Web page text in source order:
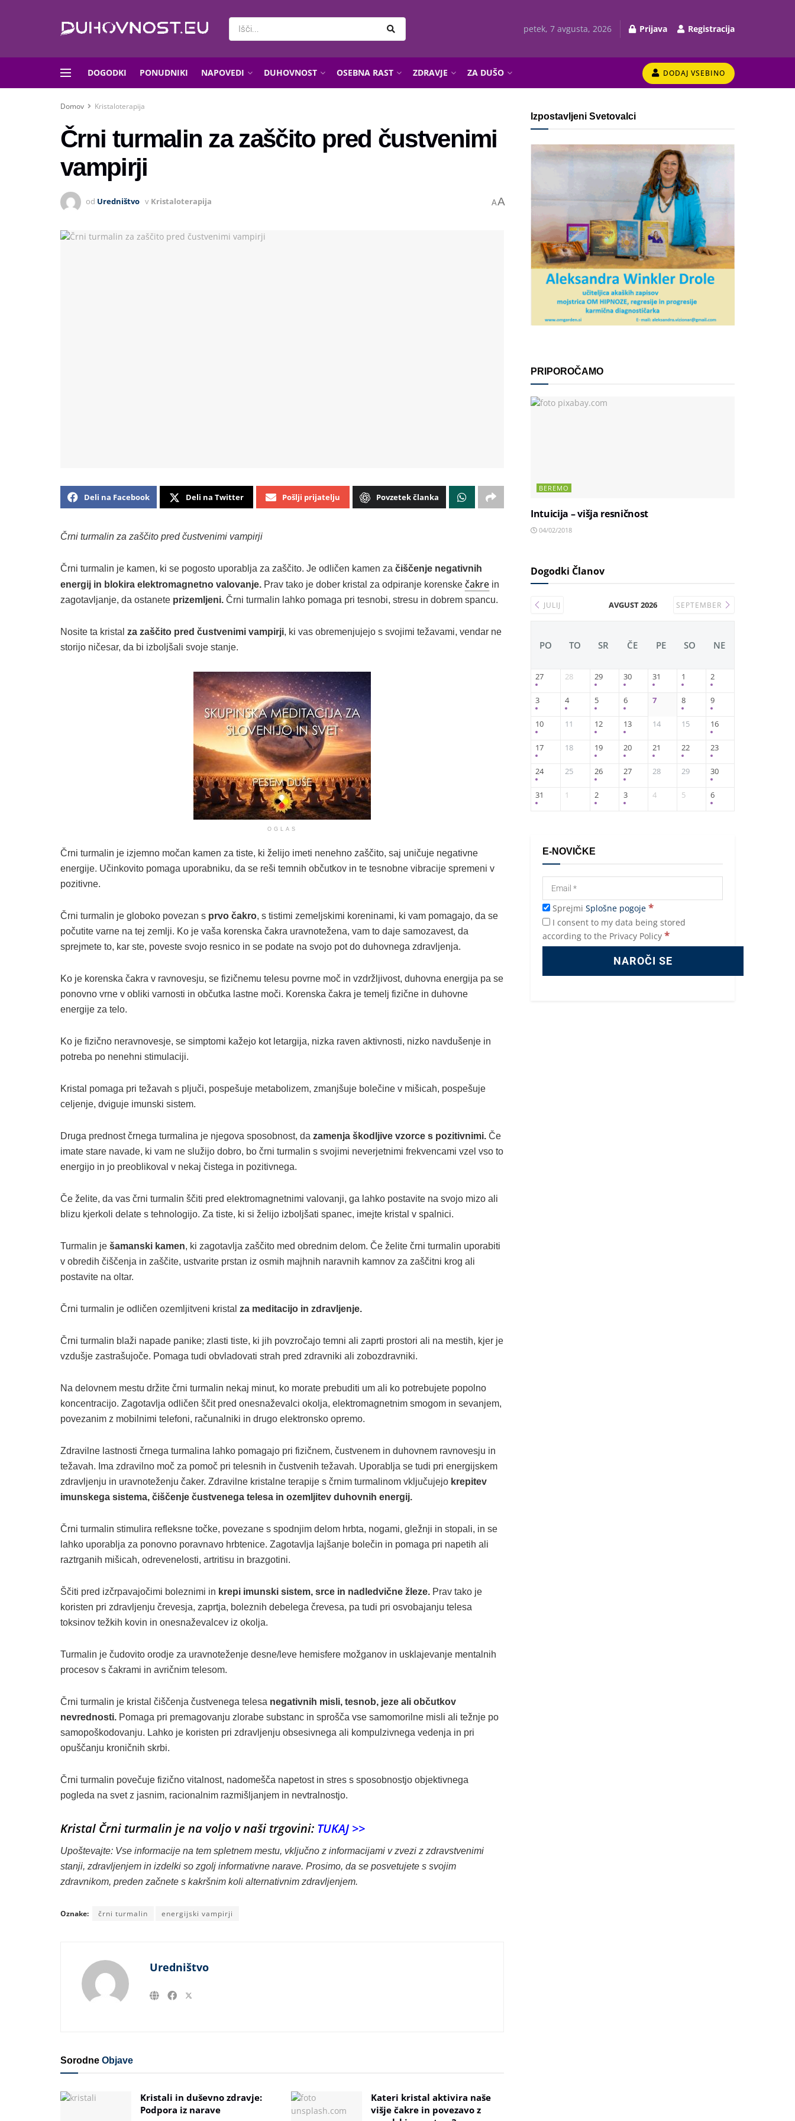
petek, 7 avgusta, 2026 Prijava Registracija
DOGODKI PONUDNIKI NAPOVEDI DUHOVNOST OSEBNA RAST ZDRAVJE ZA DUŠO DODAJ VSEBINO
Domov Kristaloterapija
Črni turmalin za zaščito pred čustvenimi
vampirji
od Uredništvo v Kristaloterapija AA
Deli na Facebook Deli na Twitter Pošlji prijatelju Povzetek članka
Črni turmalin za zaščito pred čustvenimi vampirji
Črni turmalin je kamen, ki se pogosto uporablja za zaščito. Je odličen kamen za čiščenje negativnih
energij in blokira elektromagnetno valovanje. Prav tako je dober kristal za odpiranje korenske čakre in
zagotavljanje, da ostanete prizemljeni. Črni turmalin lahko pomaga pri tesnobi, stresu in dobrem spancu.
Nosite ta kristal za zaščito pred čustvenimi vampirji, ki vas obremenjujejo s svojimi težavami, vendar ne
storijo ničesar, da bi izboljšali svoje stanje.
OGLAS
Črni turmalin je izjemno močan kamen za tiste, ki želijo imeti nenehno zaščito, saj uničuje negativne
energije. Učinkovito pomaga uporabniku, da se reši temnih občutkov in te tesnobne vibracije spremeni v
pozitivne.
Črni turmalin je globoko povezan s prvo čakro, s tistimi zemeljskimi koreninami, ki vam pomagajo, da se
počutite varne na tej zemlji. Ko je vaša korenska čakra uravnotežena, vam to daje samozavest, da
sprejmete to, kar ste, poveste svojo resnico in se podate na svojo pot do duhovnega zdravljenja.
Ko je korenska čakra v ravnovesju, se fizičnemu telesu povrne moč in vzdržljivost, duhovna energija pa se
ponovno vrne v obliki varnosti in občutka lastne moči. Korenska čakra je temelj fizične in duhovne
energije za telo.
Ko je fizično neravnovesje, se simptomi kažejo kot letargija, nizka raven aktivnosti, nizko navdušenje in
potreba po nenehni stimulaciji.
Kristal pomaga pri težavah s pljuči, pospešuje metabolizem, zmanjšuje bolečine v mišicah, pospešuje
celjenje, dviguje imunski sistem.
Druga prednost črnega turmalina je njegova sposobnost, da zamenja škodljive vzorce s pozitivnimi. Če
imate stare navade, ki vam ne služijo dobro, bo črni turmalin s svojimi neverjetnimi frekvencami vzel vso to
energijo in jo preoblikoval v nekaj čistega in pozitivnega.
Če želite, da vas črni turmalin ščiti pred elektromagnetnimi valovanji, ga lahko postavite na svojo mizo ali
blizu kjerkoli delate s tehnologijo. Za tiste, ki si želijo izboljšati spanec, imejte kristal v spalnici.
Turmalin je šamanski kamen, ki zagotavlja zaščito med obrednim delom. Če želite črni turmalin uporabiti
v obredih čiščenja in zaščite, ustvarite prstan iz osmih majhnih naravnih kamnov za zaščitni krog ali
postavite na oltar.
Črni turmalin je odličen ozemljitveni kristal za meditacijo in zdravljenje.
Črni turmalin blaži napade panike; zlasti tiste, ki jih povzročajo temni ali zaprti prostori ali na mestih, kjer je
vzdušje zastrašujoče. Pomaga tudi obvladovati strah pred zdravniki ali zobozdravniki.
Na delovnem mestu držite črni turmalin nekaj minut, ko morate prebuditi um ali ko potrebujete popolno
koncentracijo. Zagotavlja odličen ščit pred onesnaževalci okolja, elektromagnetnim smogom in sevanjem,
povezanim z mobilnimi telefoni, računalniki in drugo elektronsko opremo.
Zdravilne lastnosti črnega turmalina lahko pomagajo pri fizičnem, čustvenem in duhovnem ravnovesju in
težavah. Ima zdravilno moč za pomoč pri telesnih in čustvenih težavah. Uporablja se tudi pri energijskem
zdravljenju in uravnoteženju čaker. Zdravilne kristalne terapije s črnim turmalinom vključujejo krepitev
imunskega sistema, čiščenje čustvenega telesa in ozemljitev duhovnih energij.
Črni turmalin stimulira refleksne točke, povezane s spodnjim delom hrbta, nogami, gležnji in stopali, in se
lahko uporablja za ponovno poravnavo hrbtenice. Zagotavlja lajšanje bolečin in pomaga pri napetih ali
raztrganih mišicah, odrevenelosti, artritisu in brazgotini.
Ščiti pred izčrpavajočimi boleznimi in krepi imunski sistem, srce in nadledvične žleze. Prav tako je
koristen pri zdravljenju črevesja, zaprtja, boleznih debelega črevesa, pa tudi pri osvobajanju telesa
toksinov težkih kovin in onesnaževalcev iz okolja.
Turmalin je čudovito orodje za uravnoteženje desne/leve hemisfere možganov in usklajevanje mentalnih
procesov s čakrami in avričnim telesom.
Črni turmalin je kristal čiščenja čustvenega telesa negativnih misli, tesnob, jeze ali občutkov
nevrednosti. Pomaga pri premagovanju zlorabe substanc in sprošča vse samomorilne misli ali težnje po
samopoškodovanju. Lahko je koristen pri zdravljenju obsesivnega ali kompulzivnega vedenja in pri
opuščanju kroničnih skrbi.
Črni turmalin povečuje fizično vitalnost, nadomešča napetost in stres s sposobnostjo objektivnega
pogleda na svet z jasnim, racionalnim razmišljanjem in nevtralnostjo.
Kristal Črni turmalin je na voljo v naši trgovini: TUKAJ >>
Upoštevajte: Vse informacije na tem spletnem mestu, vključno z informacijami v zvezi z zdravstvenimi
stanji, zdravljenjem in izdelki so zgolj informativne narave. Prosimo, da se posvetujete s svojim
zdravnikom, preden začnete s kakršnim koli alternativnim zdravljenjem.
Oznake: črni turmalin energijski vampirji
Uredništvo
Sorodne Objave
Kristali in duševno zdravje:
Podpora iz narave
Kateri kristal aktivira naše
višje čakre in povezavo z
Izpostavljeni Svetovalci
PRIPOROČAMO
BEREMO
Intuicija – višja resničnost
04/02/2018
Dogodki Članov
JULIJ AVGUST 2026 SEPTEMBER
PO TO SR ČE PE SO NE
27 28 29 30 31 1 2
3 4 5 6 7 8 9
10 11 12 13 14 15 16
17 18 19 20 21 22 23
24 25 26 27 28 29 30
31 1 2 3 4 5 6
E-NOVIČKE
Sprejmi Splošne pogoje *
I consent to my data being stored
according to the Privacy Policy *